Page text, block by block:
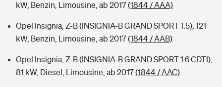
kW, Benzin, Limousine, ab 2017(1844 / AAA)
Opel Insignia, Z-B (INSIGNIA-B GRAND SPORT 1.5), 121
kW, Benzin, Limousine, ab 2017(1844 / AAB)
Opel Insignia, Z-B (INSIGNIA-B GRAND SPORT 1.6 CDTI),
81 kW, Diesel, Limousine, ab 2017(1844 / AAC)